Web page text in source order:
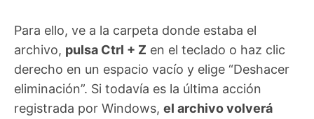
Para ello, ve a la carpeta donde estaba el
archivo, pulsa Ctrl + Z en el teclado o haz clic
derecho en un espacio vacío y elige “Deshacer
eliminación”. Si todavía es la última acción
registrada por Windows, el archivo volverá